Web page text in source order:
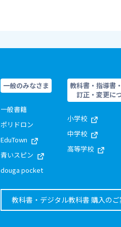
一般のみなさま
一般書籍
ポリドロン
EduTown
青いスピン
douga pocket
教科書・指導書
訂正・変更に
小学校
中学校
高等学校
教科書・デジタル教科書 購入のご